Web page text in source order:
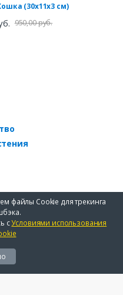
(30х11х3 см)
950,00 руб.
файлы Cookie для трекинга
сУсловиями использования